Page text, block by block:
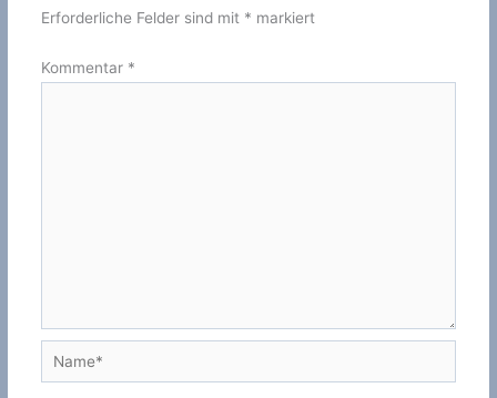
Erforderliche Felder sind mit * markiert
Kommentar *
Name*